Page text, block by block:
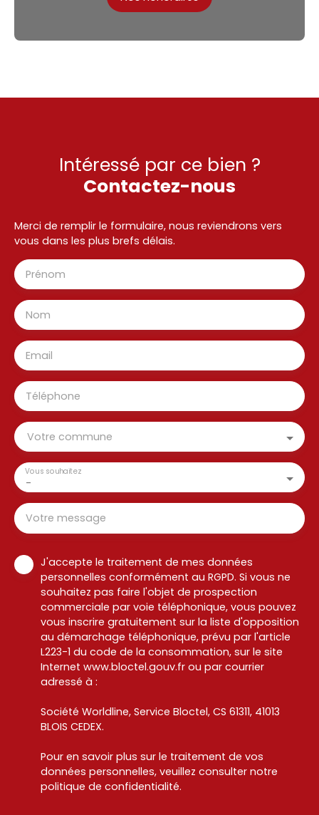
Intéressé par ce bien ?
Contactez-nous
Merci de remplir le formulaire, nous reviendrons vers
vous dans les plus brefs délais.
Prénom
Nom
Email
Téléphone
Votre commune
-
Vous souhaitez
Votre message
J'accepte le traitement de mes données
personnelles conformément au RGPD. Si vous ne
souhaitez pas faire l'objet de prospection
commerciale par voie téléphonique, vous pouvez
vous inscrire gratuitement sur la liste d'opposition
au démarchage téléphonique, prévu par l'article
L223-1 du code de la consommation, sur le site
Internet www.bloctel.gouv.fr ou par courrier
adressé à :
Société Worldline, Service Bloctel, CS 61311, 41013
BLOIS CEDEX.
Pour en savoir plus sur le traitement de vos
données personnelles, veuillez consulter notre
politique de confidentialité.